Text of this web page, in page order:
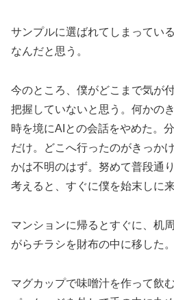
サンプルに選ばれてしまってい
なんだと思う。
今のところ、僕がどこまで気が
把握していないと思う。何かの
時を境にAIとの会話をやめた。
だけ。どこへ行ったのがきっか
かは不明のはず。努めて普段通
考えると、すぐに僕を始末しに
マンションに帰るとすぐに、机
がらチラシを財布の中に移した。
マグカップで味噌汁を作って飲